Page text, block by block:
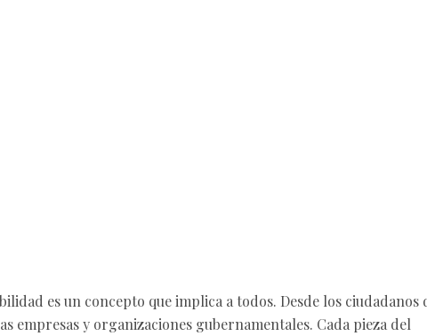
es un concepto que implica a todos. Desde los ciudadanos
empresas y organizaciones gubernamentales. Cada pieza del